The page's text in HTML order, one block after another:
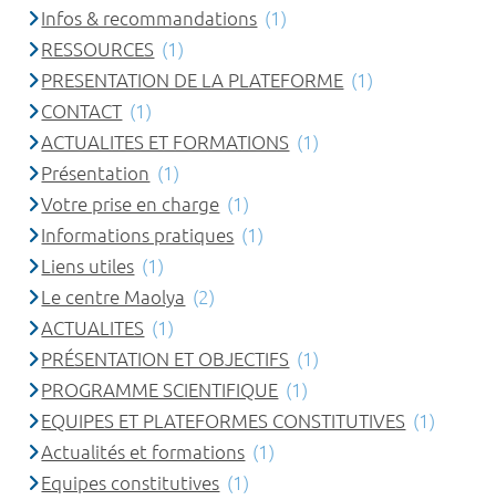
Infos & recommandations (1)
RESSOURCES (1)
PRESENTATION DE LA PLATEFORME (1)
CONTACT (1)
ACTUALITES ET FORMATIONS (1)
Présentation (1)
Votre prise en charge (1)
Informations pratiques (1)
Liens utiles (1)
Le centre Maolya (2)
ACTUALITES (1)
PRÉSENTATION ET OBJECTIFS (1)
PROGRAMME SCIENTIFIQUE (1)
EQUIPES ET PLATEFORMES CONSTITUTIVES (1)
Actualités et formations (1)
Equipes constitutives (1)